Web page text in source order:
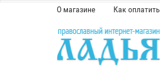
О магазине Как оплатить